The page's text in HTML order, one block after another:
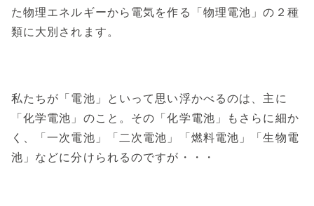
た物理エネルギーから電気を作る「物理電池」の２種
類に大別されます。
私たちが「電池」といって思い浮かべるのは、主に
「化学電池」のこと。その「化学電池」もさらに細か
く、「一次電池」「二次電池」「燃料電池」「生物電
池」などに分けられるのですが・・・